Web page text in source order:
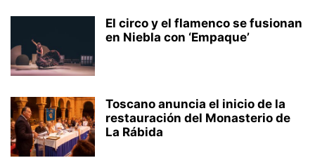
El circo y el flamenco se fusionan
en Niebla con ‘Empaque’
Toscano anuncia el inicio de la
restauración del Monasterio de
La Rábida